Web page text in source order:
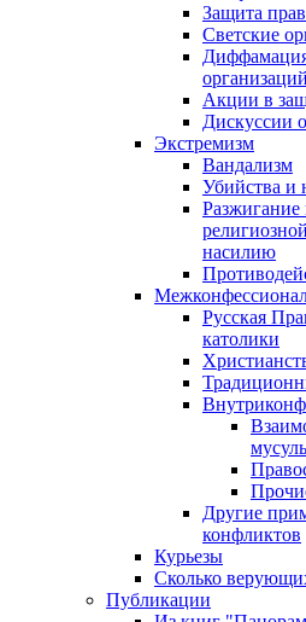
Защита
Светские
Акции в
Дискуссии
Экстремизм
Вандализм
Убийства и
насилию
Русская
католики
Другие
конфликтов
Курьезы
Сколько
Публикации